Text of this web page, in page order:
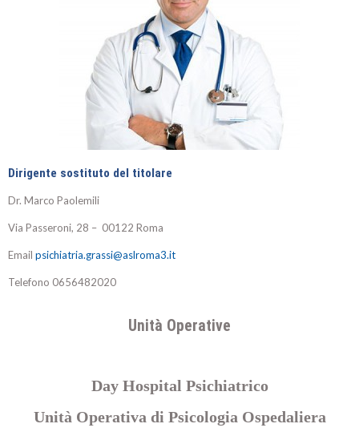
Dirigente sostituto del titolare
Dr. Marco Paolemili
Via Passeroni, 28 – 00122 Roma
Email psichiatria.grassi@aslroma3.it
Telefono 0656482020
Unità Operative
Day Hospital Psichiatrico
Unità Operativa di Psicologia Ospedaliera